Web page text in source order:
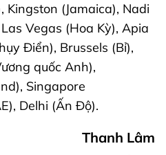
Kingston (Jamaica), Nadi
Vegas (Hoa Kỳ), Apia
Điển), Brussels (Bỉ),
quốc Anh),
Singapore
Delhi (Ấn Độ).
Thanh Lâm